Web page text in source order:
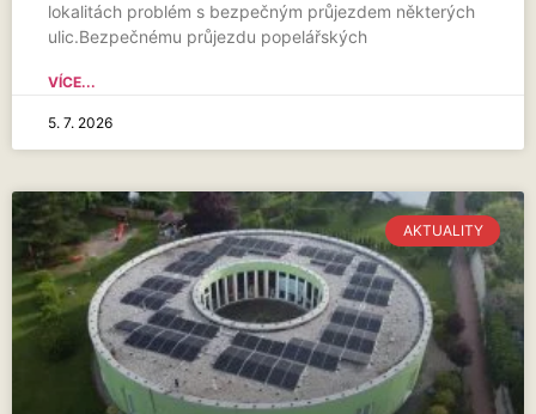
lokalitách problém s bezpečným průjezdem některých
ulic.Bezpečnému průjezdu popelářských
VÍCE...
5. 7. 2026
AKTUALITY